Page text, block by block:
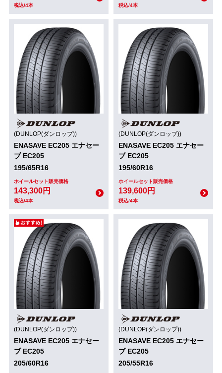
税込/4本 税込/4本
(DUNLOP(ダンロップ))
ENASAVE EC205 エナセー
ブ EC205
195/65R16
ホイールセット販売価格
143,300円
税込/4本
(DUNLOP(ダンロップ))
ENASAVE EC205 エナセー
ブ EC205
195/60R16
ホイールセット販売価格
139,600円
税込/4本
(DUNLOP(ダンロップ))
ENASAVE EC205 エナセー
ブ EC205
205/60R16
(DUNLOP(ダンロップ))
ENASAVE EC205 エナセー
ブ EC205
205/55R16